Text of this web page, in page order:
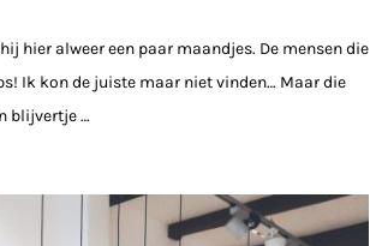
hier alweer een paar maandjes. De mensen die
Ik kon de juiste maar niet vinden… Maar die
blijvertje …